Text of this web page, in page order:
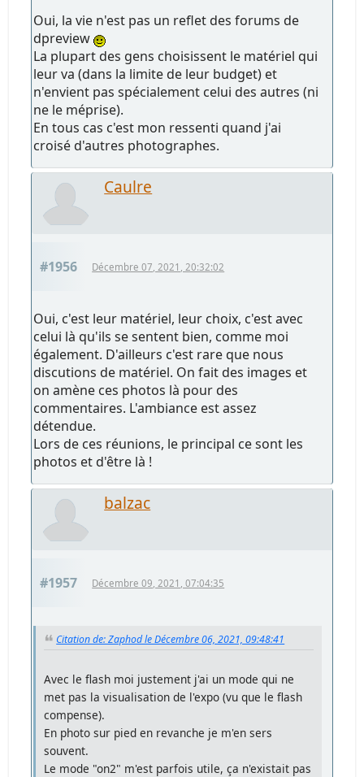
Oui, la vie n'est pas un reflet des forums de
dpreview
La plupart des gens choisissent le matériel qui
leur va (dans la limite de leur budget) et
n'envient pas spécialement celui des autres (ni
ne le méprise).
En tous cas c'est mon ressenti quand j'ai
croisé d'autres photographes.
Caulre
#1956 Décembre 07, 2021, 20:32:02
Oui, c'est leur matériel, leur choix, c'est avec
celui là qu'ils se sentent bien, comme moi
également. D'ailleurs c'est rare que nous
discutions de matériel. On fait des images et
on amène ces photos là pour des
commentaires. L'ambiance est assez
détendue.
Lors de ces réunions, le principal ce sont les
photos et d'être là !
balzac
#1957 Décembre 09, 2021, 07:04:35
Citation de: Zaphod le Décembre 06, 2021, 09:48:41
Avec le flash moi justement j'ai un mode qui ne
met pas la visualisation de l'expo (vu que le flash
compense).
En photo sur pied en revanche je m'en sers
souvent.
Le mode "on2" m'est parfois utile, ça n'existait pas